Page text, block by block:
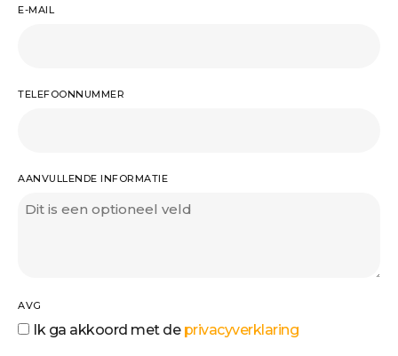
E-MAIL
TELEFOONNUMMER
AANVULLENDE INFORMATIE
AVG
Ik ga akkoord met de privacyverklaring